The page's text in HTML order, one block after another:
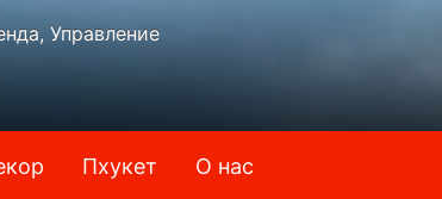
Управление
Пхукет О нас